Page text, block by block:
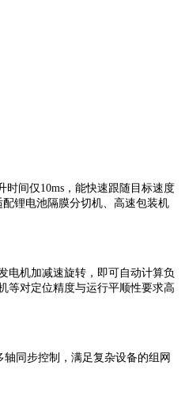
时间仅10ms，能快速跟随目标速度
锂电池隔膜分切机、高速包装机
电机加减速旋转，即可自动计算负
等对定位精度与运行平顺性要求高
轴同步控制，满足复杂设备的组网